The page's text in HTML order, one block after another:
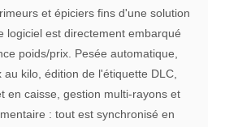
et épiciers fins d'une solution
logiciel est directement embarqué
poids/prix. Pesée automatique,
au kilo, édition de l'étiquette DLC,
en caisse, gestion multi-rayons et
: tout est synchronisé en